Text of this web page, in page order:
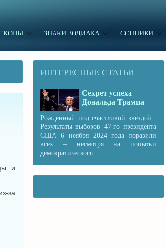
ЗНАКИ ЗОДИАКА СОННИКИ
и
за
ИНТЕРЕСНЫЕ СТАТЬИ
Секрет успеха
Дональда Трампа
Рожденный под счастливой звездой
Результаты выборов 47-го президента
США 6 ноября 2024 года поразили
всех – несмотря на попытки
демократического ...